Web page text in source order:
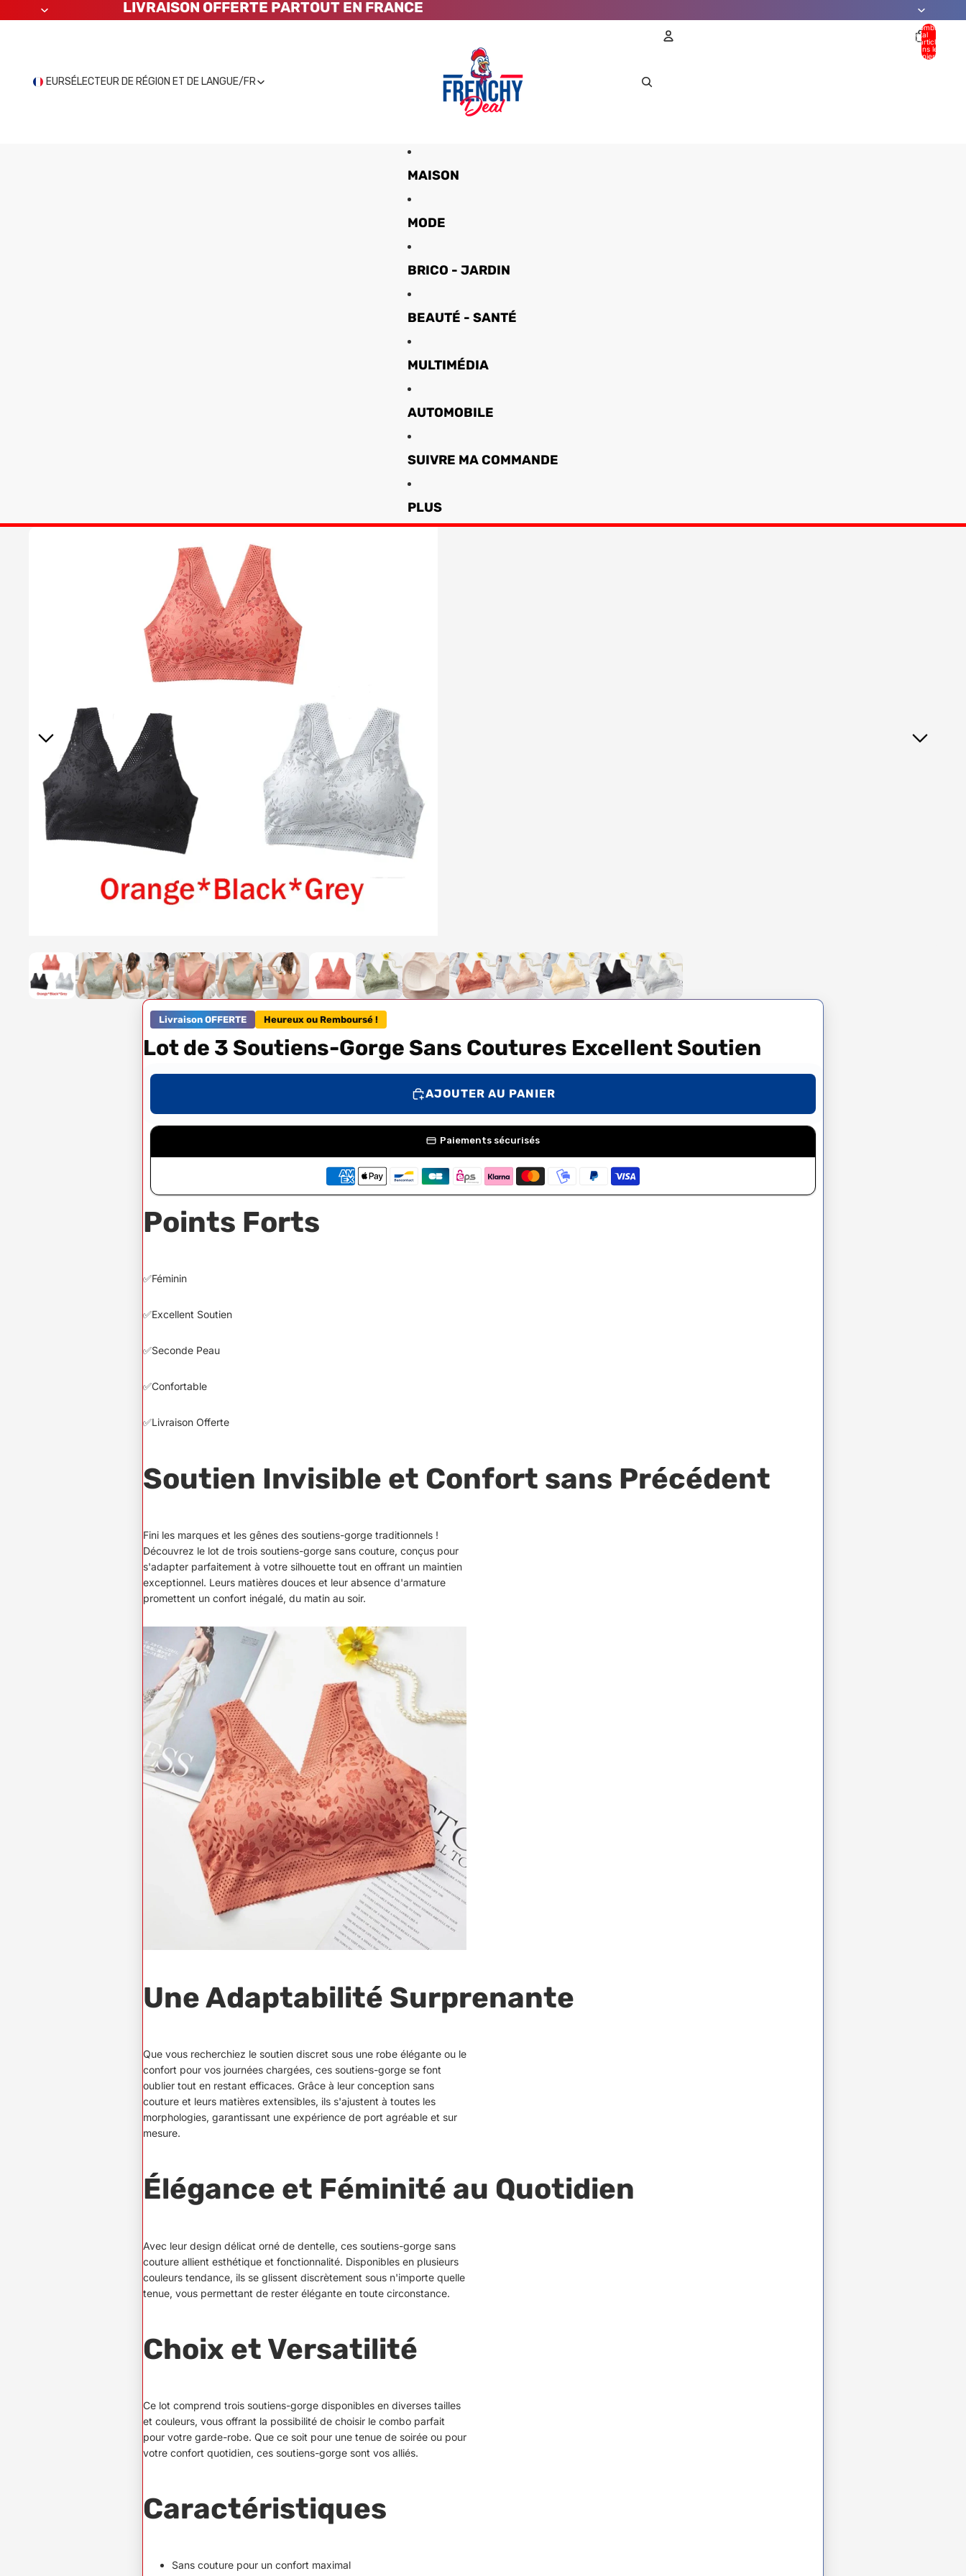
LIVRAISON OFFERTE PARTOUT EN FRANCE
EURSÉLECTEUR DE RÉGION ET DE LANGUE/FR
Nombre
total
d’articles
dans le
panier: 0
MAISON
MODE
BRICO - JARDIN
BEAUTÉ - SANTÉ
MULTIMÉDIA
AUTOMOBILE
SUIVRE MA COMMANDE
PLUS
Livraison OFFERTE Heureux ou Remboursé !
Lot de 3 Soutiens-Gorge Sans Coutures Excellent Soutien
AJOUTER AU PANIER
Paiements sécurisés
Points Forts
✅Féminin
✅Excellent Soutien
✅Seconde Peau
✅Confortable
✅Livraison Offerte
Soutien Invisible et Confort sans Précédent
Fini les marques et les gênes des soutiens-gorge traditionnels !
Découvrez le lot de trois soutiens-gorge sans couture, conçus pour
s'adapter parfaitement à votre silhouette tout en offrant un maintien
exceptionnel. Leurs matières douces et leur absence d'armature
promettent un confort inégalé, du matin au soir.
Une Adaptabilité Surprenante
Que vous recherchiez le soutien discret sous une robe élégante ou le
confort pour vos journées chargées, ces soutiens-gorge se font
oublier tout en restant efficaces. Grâce à leur conception sans
couture et leurs matières extensibles, ils s'ajustent à toutes les
morphologies, garantissant une expérience de port agréable et sur
mesure.
Élégance et Féminité au Quotidien
Avec leur design délicat orné de dentelle, ces soutiens-gorge sans
couture allient esthétique et fonctionnalité. Disponibles en plusieurs
couleurs tendance, ils se glissent discrètement sous n'importe quelle
tenue, vous permettant de rester élégante en toute circonstance.
Choix et Versatilité
Ce lot comprend trois soutiens-gorge disponibles en diverses tailles
et couleurs, vous offrant la possibilité de choisir le combo parfait
pour votre garde-robe. Que ce soit pour une tenue de soirée ou pour
votre confort quotidien, ces soutiens-gorge sont vos alliés.
Caractéristiques
Sans couture pour un confort maximal